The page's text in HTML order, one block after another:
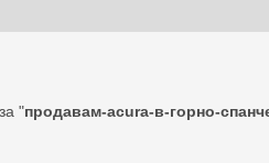
"продавам-acura-в-горно-